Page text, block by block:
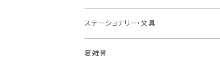
マグカップ
スプーン
ステーショナリー・文具
夏雑貨